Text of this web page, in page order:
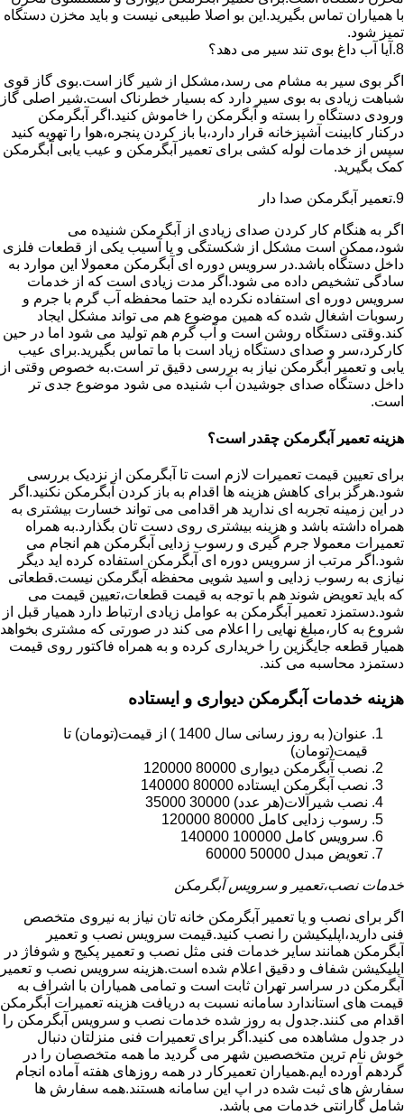
با همیاران تماس بگیرید.این بو اصلا طبیعی نیست و باید مخزن دستگاه
تمیز شود.
8.آیا آب داغ بوی تند سیر می دهد؟
اگر بوی سیر به مشام می رسد،مشکل از شیر گاز است.بوی گاز قوی
شباهت زیادی به بوی سیر دارد که بسیار خطرناک است.شیر اصلی گاز
ورودی دستگاه را بسته و آبگرمکن را خاموش کنید.اگر آبگرمکن
درکنار کابینت آشپزخانه قرار دارد،با باز کردن پنجره،هوا را تهویه کنید
سپس از خدمات لوله کشی برای تعمیر آبگرمکن و عیب یابی آبگرمکن
کمک بگیرید.
9.تعمیر آبگرمکن صدا دار
اگر به هنگام کار کردن صدای زیادی از آبگرمکن شنیده می
شود،ممکن است مشکل از شکستگی و یا آسیب یکی از قطعات فلزی
داخل دستگاه باشد.در سرویس دوره ای آبگرمکن معمولا این موارد به
سادگی تشخیص داده می شود.اگر مدت زیادی است که از خدمات
سرویس دوره ای استفاده نکرده اید حتما محفظه آب گرم با جرم و
رسوبات اشغال شده که همین موضوع هم می تواند مشکل ایجاد
کند.وقتی دستگاه روشن است و آب گرم هم تولید می شود اما در حین
کارکرد،سر و صدای دستگاه زیاد است با ما تماس بگیرید.برای عیب
یابی و تعمیر آبگرمکن نیاز به بررسی دقیق تر است.به خصوص وقتی از
داخل دستگاه صدای جوشیدن آب شنیده می شود موضوع جدی تر
است.
هزینه تعمیر آبگرمکن چقدر است؟
برای تعیین قیمت تعمیرات لازم است تا آبگرمکن از نزدیک بررسی
شود.هرگز برای کاهش هزینه ها اقدام به باز کردن آبگرمکن نکنید.اگر
در این زمینه تجربه ای ندارید هر اقدامی می تواند خسارت بیشتری به
همراه داشته باشد و هزینه بیشتری روی دست تان بگذارد.به همراه
تعمیرات معمولا جرم گیری و رسوب زدایی آبگرمکن هم انجام می
شود.اگر مرتب از سرویس دوره ای آبگرمکن استفاده کرده اید دیگر
نیازی به رسوب زدایی و اسید شویی محفظه آبگرمکن نیست.قطعاتی
که باید تعویض شوند هم با توجه به قیمت قطعات،تعیین قیمت می
شود.دستمزد تعمیر آبگرمکن به عوامل زیادی ارتباط دارد همیار قبل از
شروع به کار،مبلغ نهایی را اعلام می کند در صورتی که مشتری بخواهد
همیار قطعه جایگزین را خریداری کرده و به همراه فاکتور روی قیمت
دستمزد محاسبه می کند.
هزینه خدمات آبگرمکن دیواری و ایستاده
عنوان( به روز رسانی سال 1400 ) از قیمت(تومان) تا
قیمت(تومان)
نصب آبگرمکن دیواری 80000 120000
نصب آبگرمکن ایستاده 80000 140000
نصب شیرآلات(هر عدد) 30000 35000
رسوب زدایی کامل 80000 120000
سرویس کامل 100000 140000
تعویض مبدل 50000 60000
خدمات نصب،تعمیر و سرویس آبگرمکن
اگر برای نصب و یا تعمیر آبگرمکن خانه تان نیاز به نیروی متخصص
فنی دارید،اپلیکیشن را نصب کنید.قیمت سرویس نصب و تعمیر
آبگرمکن همانند سایر خدمات فنی مثل نصب و تعمیر پکیج و شوفاژ در
اپلیکیشن شفاف و دقیق اعلام شده است.هزینه سرویس نصب و تعمیر
آبگرمکن در سراسر تهران ثابت است و تمامی همیاران با اشراف به
قیمت های استاندارد سامانه نسبت به دریافت هزینه تعمیرات آبگرمکن
اقدام می کنند.جدول به روز شده خدمات نصب و سرویس آبگرمکن را
در جدول مشاهده می کنید.اگر برای تعمیرات فنی منزلتان دنبال
خوش نام ترین متخصصین شهر می گردید ما همه متخصصان را در
گردهم آورده ایم.همیاران تعمیرکار در همه روزهای هفته آماده انجام
سفارش های ثبت شده در اپ این سامانه هستند.همه سفارش ها
شامل گارانتی خدمات می باشد.